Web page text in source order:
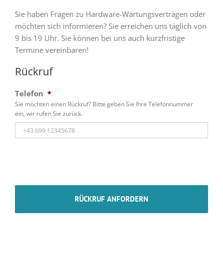
Sie haben Fragen zu Hardware-Wartungsverträgen oder
möchten sich informieren? Sie erreichen uns täglich von
9 bis 19 Uhr. Sie können bei uns auch kurzfristige
Termine vereinbaren!
Rückruf
Telefon *
Sie möchten einen Rückruf? Bitte geben Sie Ihre Telefonnummer
ein, wir rufen Sie zurück.